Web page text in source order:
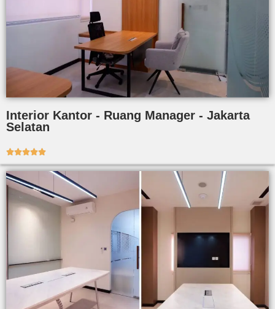
Interior Kantor - Ruang Manager - Jakarta
Selatan
